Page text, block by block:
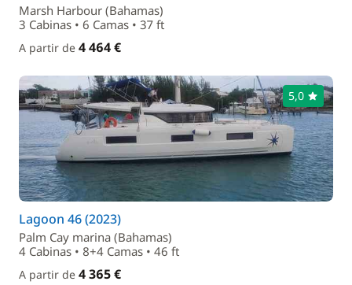
Marsh Harbour (Bahamas)
3 Cabinas • 6 Camas • 37 ft
A partir de 4 464 €
5,0
Lagoon 46 (2023)
Palm Cay marina (Bahamas)
4 Cabinas • 8+4 Camas • 46 ft
A partir de 4 365 €